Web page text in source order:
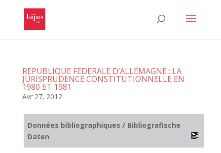
REPUBLIQUE FEDERALE D’ALLEMAGNE : LA
JURISPRUDENCE CONSTITUTIONNELLE EN
1980 ET 1981
Avr 27, 2012
Données bibliographiques / Bibliografische
Daten